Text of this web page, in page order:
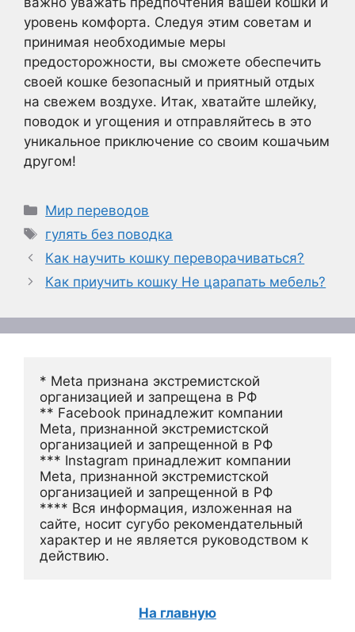
уровень комфорта. Следуя этим советам и
принимая необходимые меры
предосторожности, вы сможете обеспечить
своей кошке безопасный и приятный отдых
на свежем воздухе. Итак, хватайте шлейку,
поводок и угощения и отправляйтесь в это
уникальное приключение со своим кошачьим
другом!
Рубрики
Мир переводов
Метки
гулять без поводка
Как научить кошку переворачиваться?
Как приучить кошку Не царапать мебель?
* Meta признана экстремистской
организацией и запрещена в РФ
** Facebook принадлежит компании
Meta, признанной экстремистской
организацией и запрещенной в РФ
*** Instagram принадлежит компании
Meta, признанной экстремистской
организацией и запрещенной в РФ
**** Вся информация, изложенная на
сайте, носит сугубо рекомендательный
характер и не является руководством к
действию.
На главную